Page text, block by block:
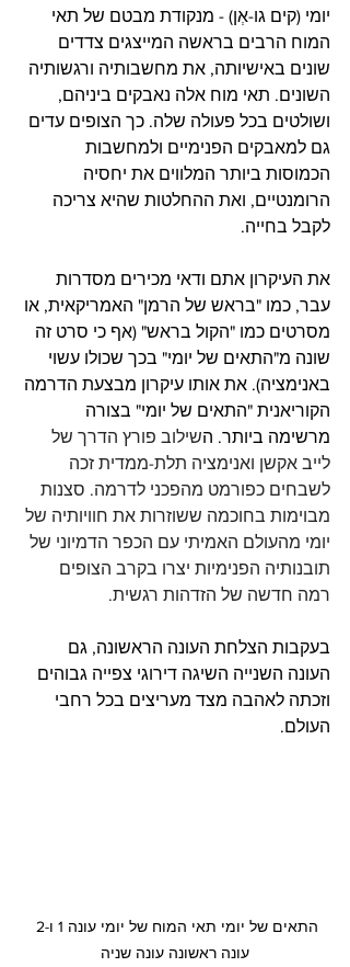
יומי (קים גו-אְן) - מנקודת מבטם של תאי
המוח הרבים בראשה המייצגים צדדים
שונים באישיותה, את מחשבותיה ורגשותיה
השונים. תאי מוח אלה נאבקים ביניהם,
ושולטים בכל פעולה שלה. כך הצופים עדים
גם למאבקים הפנימיים ולמחשבות
הכמוסות ביותר המלווים את יחסיה
הרומנטיים, ואת ההחלטות שהיא צריכה
לקבל בחייה.
את העיקרון אתם ודאי מכירים מסדרות
עבר, כמו "בראש של הרמן" האמריקאית, או
מסרטים כמו "הקול בראש" (אף כי סרט זה
שונה מ"התאים של יומי" בכך שכולו עשוי
באנימציה). את אותו עיקרון מבצעת הדרמה
הקוריאנית "התאים של יומי" בצורה
מרשימה ביותר. השילוב פורץ הדרך של
לייב אקשן ואנימציה תלת-ממדית זכה
לשבחים כפורמט מהפכני לדרמה. סצנות
מבוימות בחוכמה ששוזרות את חוויותיה של
יומי מהעולם האמיתי עם הכפר הדמיוני של
תובנותיה הפנימיות יצרו בקרב הצופים
רמה חדשה של הזדהות רגשית.
בעקבות הצלחת העונה הראשונה, גם
העונה השנייה השיגה דירוגי צפייה גבוהים
וזכתה לאהבה מצד מעריצים בכל רחבי
העולם.
עונה ראשונה עונה שניה